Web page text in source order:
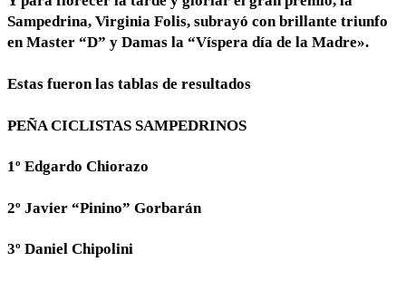
Sampedrina, Virginia Folis, subrayó con brillante triunfo
en Master “D” y Damas la “Víspera día de la Madre».
Estas fueron las tablas de resultados
PEÑA CICLISTAS SAMPEDRINOS
1º Edgardo Chiorazo
2º Javier “Pinino” Gorbarán
3º Daniel Chipolini